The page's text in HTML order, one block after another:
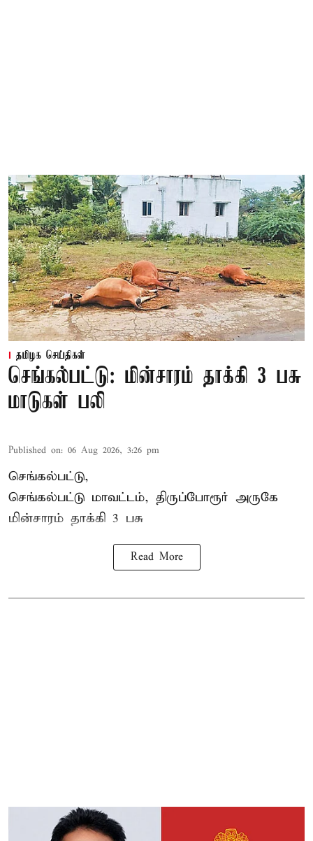
தமிழக செய்திகள்
செங்கல்பட்டு: மின்சாரம் தாக்கி 3 பசு
மாடுகள் பலி
Published on: 06 Aug 2026, 3:26 pm
செங்கல்பட்டு,
செங்கல்பட்டு மாவட்டம், திருப்போரூர் அருகே
மின்சாரம் தாக்கி 3 பசு
Read More